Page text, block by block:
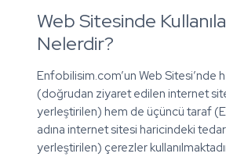
Web Sitesinde
Nelerdir?
Enfobilisim.com’un Web Sitesi’nde
(doğrudan ziyaret edilen internet
yerleştirilen) hem de üçüncü taraf
adına internet sitesi haricindeki
yerleştirilen) çerezler